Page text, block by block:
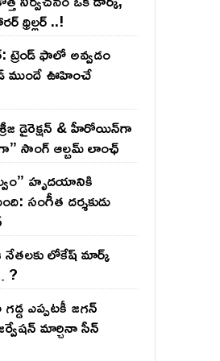
థ్రిల్లర్ ..!
ఫాలో అవ్వడం
ముందే ఊహించే
డైరెక్ష‌న్ & హీరోయిన్‌గా
సాంగ్ ఆల్బమ్ లాంఛ్
హృదయానికి
సంగీత దర్శకుడు
లోకేష్ మార్క్
?
గ‌డ్డ ఎప్ప‌ట‌కీ జ‌గ‌న్
మార్చినా సీన్